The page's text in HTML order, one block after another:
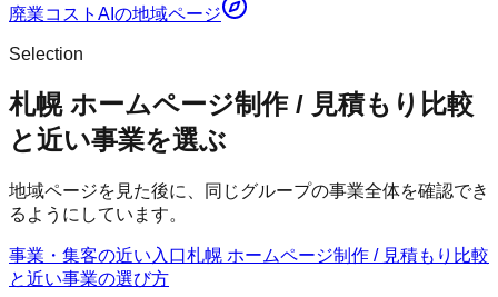
廃業コストAI の地域ページ
Selection
札幌 ホームページ制作 / 見積もり比較
と近い事業を選ぶ
地域ページを見た後に、同じグループの事業全体を確認でき
るようにしています。
事業・集客の近い入口札幌 ホームページ制作 / 見積もり比較
と近い事業の選び方